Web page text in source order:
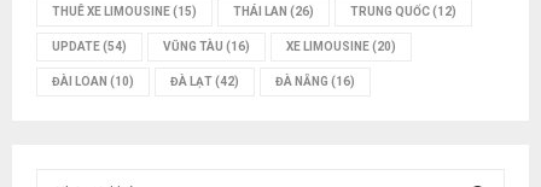
THUÊ XE LIMOUSINE(15) THÁI LAN (26) TRUNG QUỐC(12)
UPDATE(54) VŨNG TÀU (16) XE LIMOUSINE(20)
ĐÀI LOAN (10) ĐÀ LẠT(42) ĐÀ NẴNG (16)